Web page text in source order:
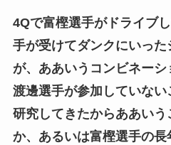
4Qで富樫選手がドライブ
手が受けてダンクにいっ
が、ああいうコンビネーシ
渡邊選手が参加していな
研究してきたからああい
か、あるいは富樫選手の